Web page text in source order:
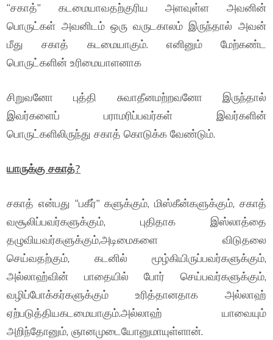
“சகாத்” கடமையாவதற்குரிய அளவுள்ள அவனின்
பொருட்கள் அவனிடம் ஒரு வருடகாலம் இருந்தால் அவன்
மீது சகாத் கடமையாகும். எனினும் மேற்கண்ட
பொருட்களின் உரிமையாளனாக
சிறுவனோ புத்தி சுவாதீனமற்றவனோ இருந்தால்
இவர்களைப் பராமரிப்பவர்கள் இவர்களின்
பொருட்களிலிருந்து சகாத் கொடுக்க வேண்டும்.
யாருக்கு சகாத்?
சகாத் என்பது “பகீர்” களுக்கும், மிஸ்கீன்களுக்கும், சகாத்
வசூலிப்பவர்களுக்கும், புதிதாக இஸ்லாத்தை
தழுவியவர்களுக்கும்,அடிமைகளை விடுதலை
செய்வதற்கும், கடனில் மூழ்கியிருப்பவர்களுக்கும்,
அல்லாஹ்வின் பாதையில் போர் செய்பவர்களுக்கும்,
வழிப்போக்கர்களுக்கும் உரித்தானதாக அல்லாஹ்
ஏற்படுத்தியகடமையாகும்.அல்லாஹ் யாவையும்
அறிந்தோனும், ஞானமுடையோனுமாயுள்ளான்.